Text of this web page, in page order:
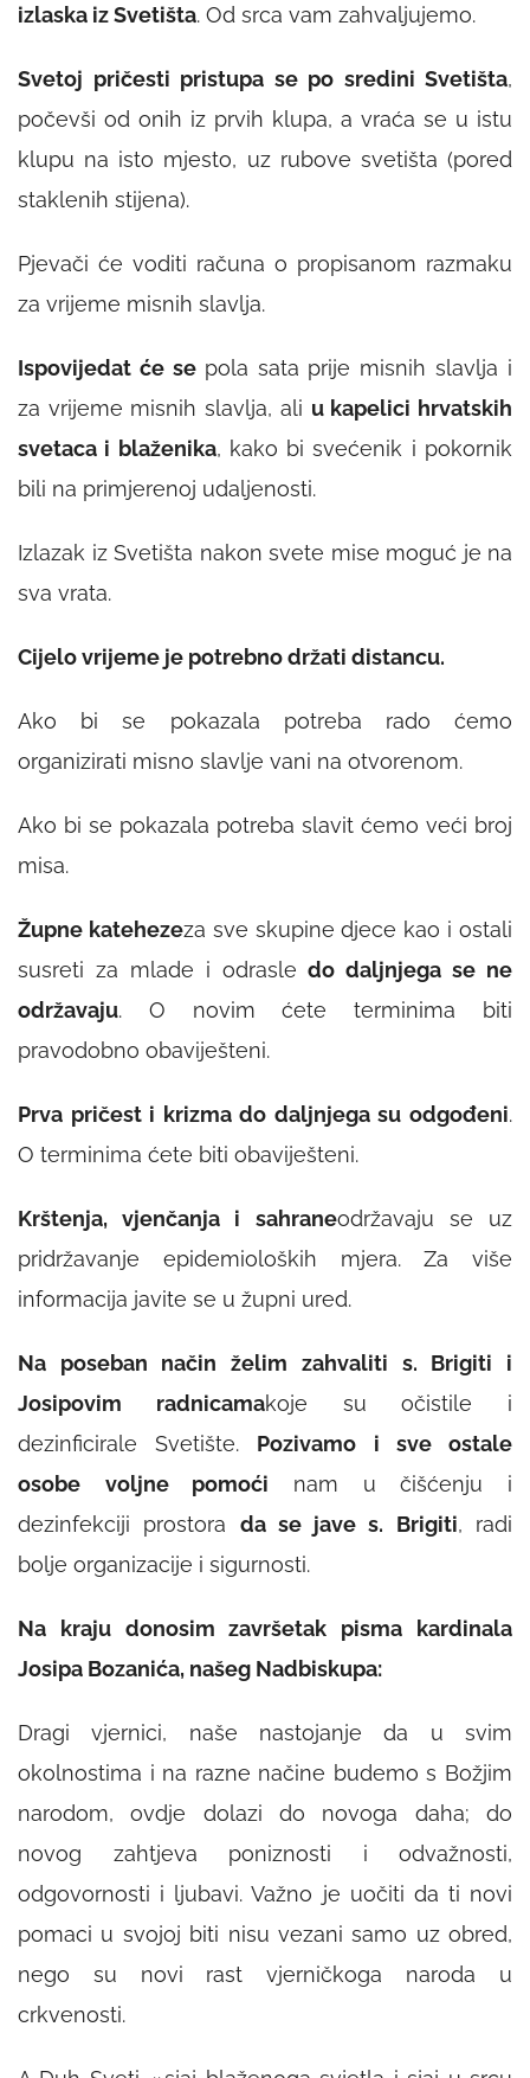
izlaska iz Svetišta. Od srca vam zahvaljujemo.
Svetoj pričesti pristupa se po sredini Svetišta,
počevši od onih iz prvih klupa, a vraća se u istu
klupu na isto mjesto, uz rubove svetišta (pored
staklenih stijena).
Pjevači će voditi računa o propisanom razmaku
za vrijeme misnih slavlja.
Ispovijedat će se pola sata prije misnih slavlja i
za vrijeme misnih slavlja, ali u kapelici hrvatskih
svetaca i blaženika, kako bi svećenik i pokornik
bili na primjerenoj udaljenosti.
Izlazak iz Svetišta nakon svete mise moguć je na
sva vrata.
Cijelo vrijeme je potrebno držati distancu.
Ako bi se pokazala potreba rado ćemo
organizirati misno slavlje vani na otvorenom.
Ako bi se pokazala potreba slavit ćemo veći broj
misa.
Župne katehezeza sve skupine djece kao i ostali
susreti za mlade i odrasledo daljnjega se ne
održavaju. O novim ćete terminima biti
pravodobno obaviješteni.
Prva pričest i krizma do daljnjega su odgođeni.
O terminima ćete biti obaviješteni.
Krštenja, vjenčanja i sahraneodržavaju se uz
pridržavanje epidemioloških mjera. Za više
informacija javite se u župni ured.
Na poseban način želim zahvaliti s. Brigiti i
Josipovim radnicamakoje su očistile i
dezinficirale Svetište. Pozivamo i sve ostale
osobe
voljne pomoći nam u čišćenju i
dezinfekciji prostora da se jave s. Brigiti, radi
bolje organizacije i sigurnosti.
Na kraju donosim završetak pisma kardinala
Josipa Bozanića, našeg Nadbiskupa:
Dragi vjernici, naše nastojanje da u svim
okolnostima i na razne načine budemo s Božjim
narodom, ovdje dolazi do novoga daha; do
novog zahtjeva poniznosti i odvažnosti,
odgovornosti i ljubavi. Važno je uočiti da ti novi
pomaci u svojoj biti nisu vezani samo uz obred,
nego su novi rast vjerničkoga naroda u
crkvenosti.